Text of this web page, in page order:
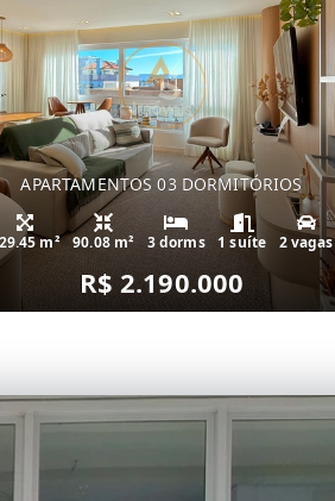
APARTAMENTOS 03 DORMITÓRIOS
m² 90.08 m² 3 dorms 1 suíte 2 vagas
R$ 2.190.000